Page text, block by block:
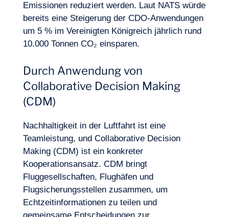
Emissionen reduziert werden. Laut NATS würde
bereits eine Steigerung der CDO-Anwendungen
um 5 % im Vereinigten Königreich jährlich rund
10.000 Tonnen CO₂ einsparen.
Durch Anwendung von
Collaborative Decision Making
(CDM)
Nachhaltigkeit in der Luftfahrt ist eine
Teamleistung, und Collaborative Decision
Making (CDM) ist ein konkreter
Kooperationsansatz. CDM bringt
Fluggesellschaften, Flughäfen und
Flugsicherungsstellen zusammen, um
Echtzeitinformationen zu teilen und